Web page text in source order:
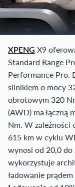
XPENG X9
Standard Range
Performance Pro.
silnikiem o mocy
obrotowym 320
(AWD) ma
Nm. W zależności
615 km w cyklu
wynosi od 20,0
wykorzystuje
ładowanie